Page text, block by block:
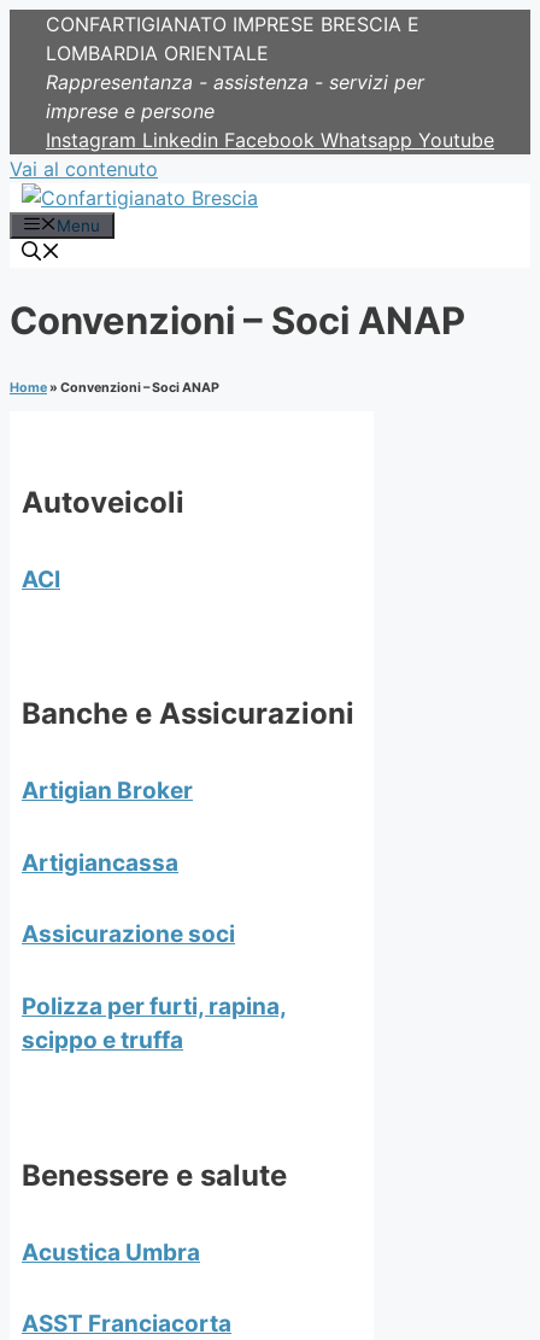
CONFARTIGIANATO IMPRESE BRESCIA E
LOMBARDIA ORIENTALE
Rappresentanza - assistenza - servizi per
imprese e persone
Instagram Linkedin Facebook Whatsapp Youtube
Vai al contenuto
Menu
Convenzioni – Soci ANAP
Home» Convenzioni – Soci ANAP
Autoveicoli
ACI
Banche e Assicurazioni
Artigian Broker
Artigiancassa
Assicurazione soci
Polizza per furti, rapina,
scippo e truffa
Benessere e salute
Acustica Umbra
ASST Franciacorta